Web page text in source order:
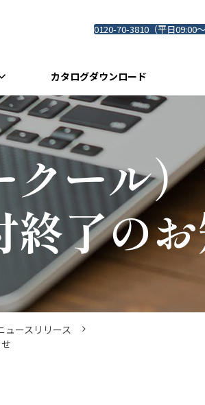
0120-70-3810（平日09:00
カタログダウンロード
クール
了の
ースリリース